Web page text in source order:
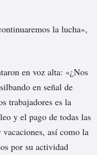
la lucha»,
en voz alta: «¿Nos
en señal de
trabajadores es la
y el pago de todas las
así como la
por su actividad